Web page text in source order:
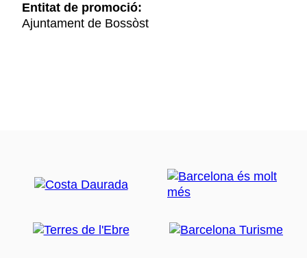
Entitat de promoció:
Ajuntament de Bossòst